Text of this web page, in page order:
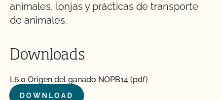
animales, lonjas y prácticas de transporte
de animales.
Downloads
L6.0 Origen del ganado NOPB14 (pdf)
DOWNLOAD